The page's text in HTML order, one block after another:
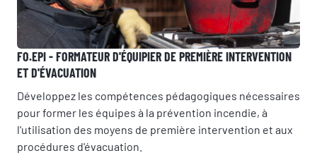
FO.EPI - FORMATEUR D'ÉQUIPIER DE PREMIÈRE INTERVENTION
ET D'ÉVACUATION
Développez les compétences pédagogiques nécessaires
pour former les équipes à la prévention incendie, à
l'utilisation des moyens de première intervention et aux
procédures d'évacuation.